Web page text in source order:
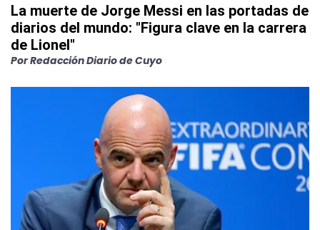
La muerte de Jorge Messi en las portadas de
diarios del mundo: "Figura clave en la carrera
de Lionel"
PorRedacción Diario de Cuyo